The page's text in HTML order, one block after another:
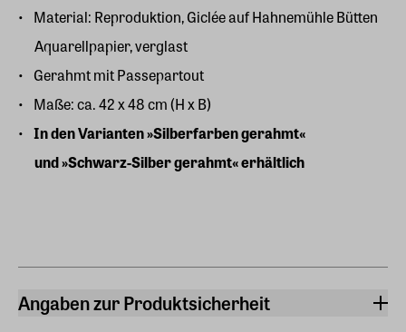
Material: Reproduktion, Giclée auf Hahnemühle Bütten
Aquarellpapier, verglast
Gerahmt mit Passepartout
Maße: ca. 42 x 48 cm (H x B)
In den Varianten »Silberfarben gerahmt«
und »Schwarz-Silber gerahmt« erhältlich
Angaben zur Produktsicherheit